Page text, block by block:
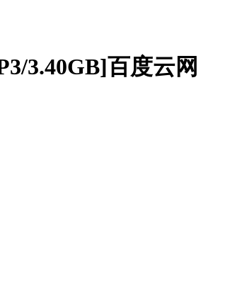
3.40GB]百度云网